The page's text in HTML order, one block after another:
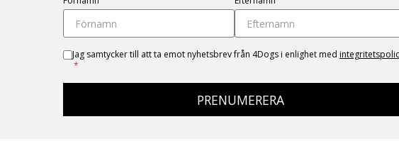
Jag samtycker till att ta emot nyhetsbrev från 4Dogs i enlighet med
*
PRENUMERERA